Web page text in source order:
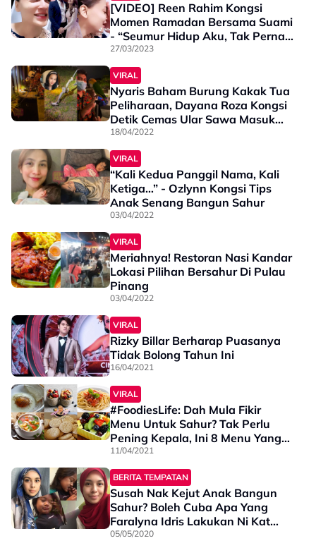
[VIDEO] Reen Rahim Kongsi
Momen Ramadan Bersama Suami
- “Seumur Hidup Aku, Tak Pernah
Bangun Sahur…”
27/03/2023
VIRAL
Nyaris Baham Burung Kakak Tua
Peliharaan, Dayana Roza Kongsi
Detik Cemas Ular Sawa Masuk
Rumah - “Nasib My Husband…”
18/04/2022
VIRAL
“Kali Kedua Panggil Nama, Kali
Ketiga…” - Ozlynn Kongsi Tips
Anak Senang Bangun Sahur
03/04/2022
VIRAL
Meriahnya! Restoran Nasi Kandar
Lokasi Pilihan Bersahur Di Pulau
Pinang
03/04/2022
VIRAL
Rizky Billar Berharap Puasanya
Tidak Bolong Tahun Ini
16/04/2021
VIRAL
#FoodiesLife: Dah Mula Fikir
Menu Untuk Sahur? Tak Perlu
Pening Kepala, Ini 8 Menu Yang
Kenyang & Mudah
11/04/2021
BERITA TEMPATAN
Susah Nak Kejut Anak Bangun
Sahur? Boleh Cuba Apa Yang
Faralyna Idris Lakukan Ni Kat
Anaknya...
05/05/2020